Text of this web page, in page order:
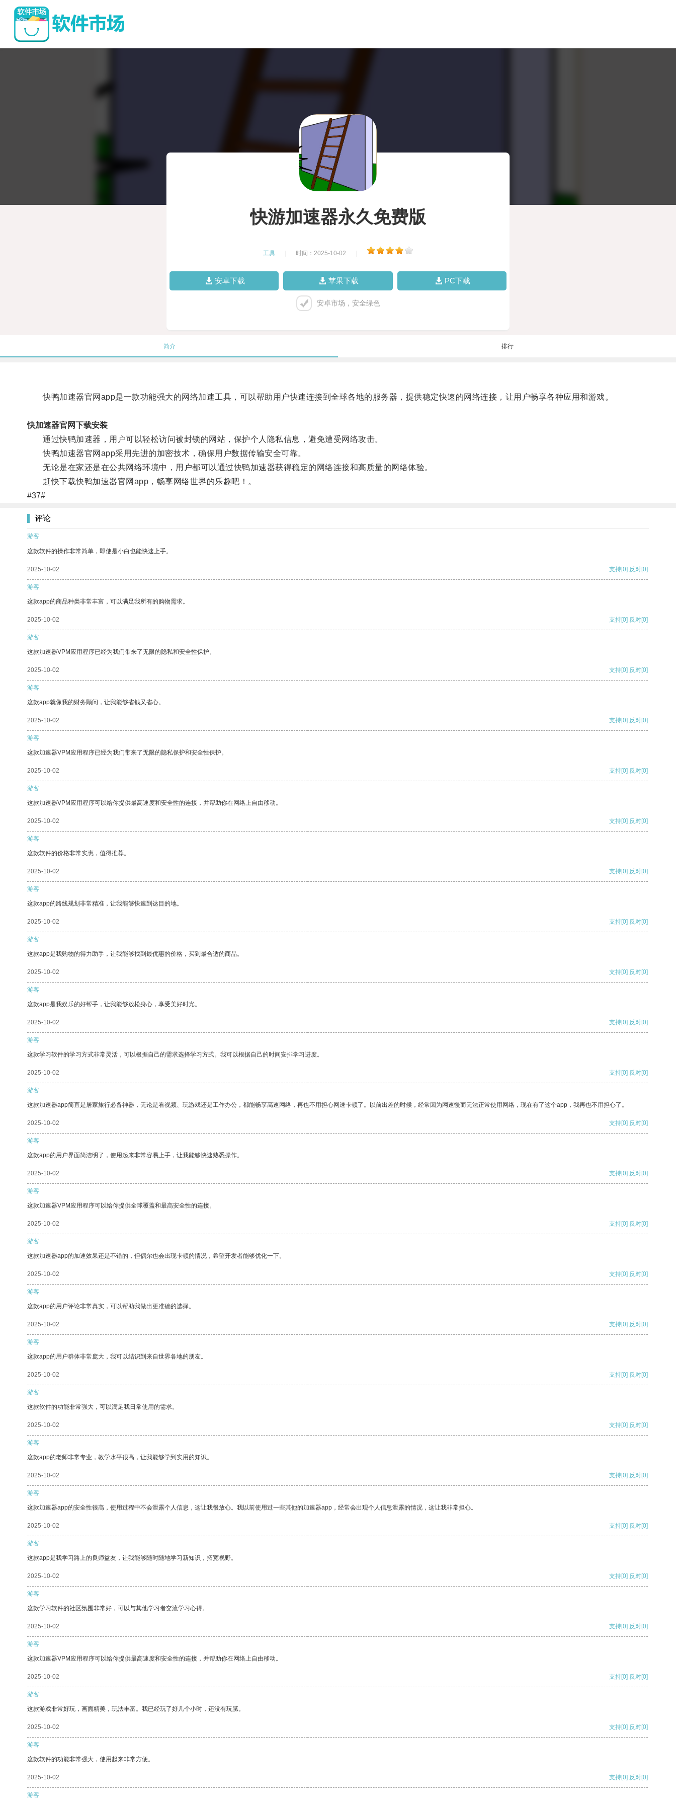
快游加速器永久免费版
工具 时间：2025-10-02
安卓下载 苹果下载 PC下载
安卓市场，安全绿色
简介 排行
快鸭加速器官网app是一款功能强大的网络加速工具，可以帮助用户快速连接到全球各地的服务器，提供稳定快速的网络连接，让用户畅享各种应用和游戏。
快加速器官网下载安装
通过快鸭加速器，用户可以轻松访问被封锁的网站，保护个人隐私信息，避免遭受网络攻击。
快鸭加速器官网app采用先进的加密技术，确保用户数据传输安全可靠。
无论是在家还是在公共网络环境中，用户都可以通过快鸭加速器获得稳定的网络连接和高质量的网络体验。
赶快下载快鸭加速器官网app，畅享网络世界的乐趣吧！。
#37#
评论
游客
这款软件的操作非常简单，即使是小白也能快速上手。
2025-10-02 支持[0] 反对[0]
游客
这款app的商品种类非常丰富，可以满足我所有的购物需求。
2025-10-02 支持[0] 反对[0]
游客
这款加速器VPM应用程序已经为我们带来了无限的隐私和安全性保护。
2025-10-02 支持[0] 反对[0]
游客
这款app就像我的财务顾问，让我能够省钱又省心。
2025-10-02 支持[0] 反对[0]
游客
这款加速器VPM应用程序已经为我们带来了无限的隐私保护和安全性保护。
2025-10-02 支持[0] 反对[0]
游客
这款加速器VPM应用程序可以给你提供最高速度和安全性的连接，并帮助你在网络上自由移动。
2025-10-02 支持[0] 反对[0]
游客
这款软件的价格非常实惠，值得推荐。
2025-10-02 支持[0] 反对[0]
游客
这款app的路线规划非常精准，让我能够快速到达目的地。
2025-10-02 支持[0] 反对[0]
游客
这款app是我购物的得力助手，让我能够找到最优惠的价格，买到最合适的商品。
2025-10-02 支持[0] 反对[0]
游客
这款app是我娱乐的好帮手，让我能够放松身心，享受美好时光。
2025-10-02 支持[0] 反对[0]
游客
这款学习软件的学习方式非常灵活，可以根据自己的需求选择学习方式。我可以根据自己的时间安排学习进度。
2025-10-02 支持[0] 反对[0]
游客
这款加速器app简直是居家旅行必备神器，无论是看视频、玩游戏还是工作办公，都能畅享高速网络，再也不用担心网速卡顿了。以前出差的时候，经常因为网速慢而无法正常使用网络，现在有了这个app，我再也不用担心了。
2025-10-02 支持[0] 反对[0]
游客
这款app的用户界面简洁明了，使用起来非常容易上手，让我能够快速熟悉操作。
2025-10-02 支持[0] 反对[0]
游客
这款加速器VPM应用程序可以给你提供全球覆盖和最高安全性的连接。
2025-10-02 支持[0] 反对[0]
游客
这款加速器app的加速效果还是不错的，但偶尔也会出现卡顿的情况，希望开发者能够优化一下。
2025-10-02 支持[0] 反对[0]
游客
这款app的用户评论非常真实，可以帮助我做出更准确的选择。
2025-10-02 支持[0] 反对[0]
游客
这款app的用户群体非常庞大，我可以结识到来自世界各地的朋友。
2025-10-02 支持[0] 反对[0]
游客
这款软件的功能非常强大，可以满足我日常使用的需求。
2025-10-02 支持[0] 反对[0]
游客
这款app的老师非常专业，教学水平很高，让我能够学到实用的知识。
2025-10-02 支持[0] 反对[0]
游客
这款加速器app的安全性很高，使用过程中不会泄露个人信息，这让我很放心。我以前使用过一些其他的加速器app，经常会出现个人信息泄露的情况，这让我非常担心。
2025-10-02 支持[0] 反对[0]
游客
这款app是我学习路上的良师益友，让我能够随时随地学习新知识，拓宽视野。
2025-10-02 支持[0] 反对[0]
游客
这款学习软件的社区氛围非常好，可以与其他学习者交流学习心得。
2025-10-02 支持[0] 反对[0]
游客
这款加速器VPM应用程序可以给你提供最高速度和安全性的连接，并帮助你在网络上自由移动。
2025-10-02 支持[0] 反对[0]
游客
这款游戏非常好玩，画面精美，玩法丰富。我已经玩了好几个小时，还没有玩腻。
2025-10-02 支持[0] 反对[0]
游客
这款软件的功能非常强大，使用起来非常方便。
2025-10-02 支持[0] 反对[0]
游客